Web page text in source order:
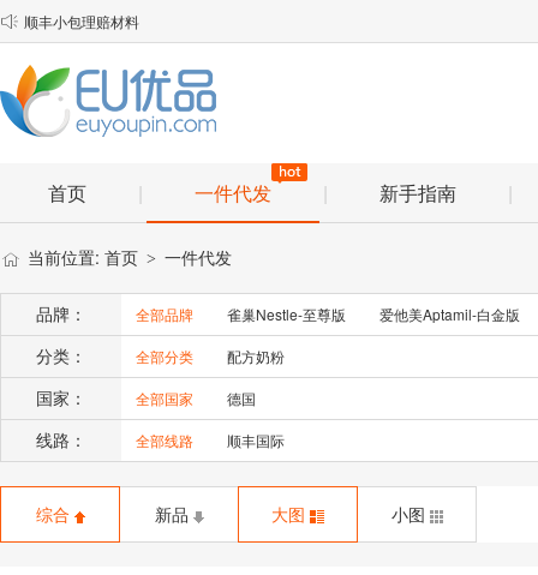
 顺丰小包理赔材料
物流口岸优化说明
EU优品2025年春节放假安排通知
首页 | 一件代发 | 新手指南 |
当前位置: 首页 > 一件代发
品牌： 全部品牌 雀巢Nestle-至尊版 爱他美Aptamil-白金版
分类： 全部分类 配方奶粉
国家： 全部国家 德国
线路： 全部线路 顺丰国际
综合 新品 大图 小图